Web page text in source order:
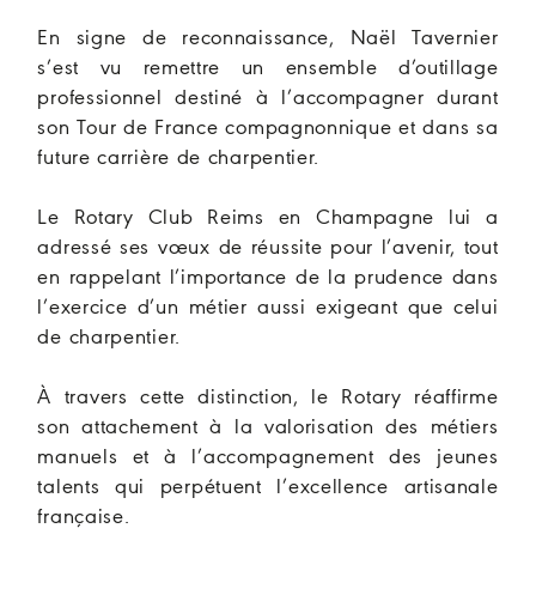
En signe de reconnaissance, Naël Tavernier
s’est vu remettre un ensemble d’outillage
professionnel destiné à l’accompagner durant
son Tour de France compagnonnique et dans sa
future carrière de charpentier.
Le Rotary Club Reims en Champagne lui a
adressé ses vœux de réussite pour l’avenir, tout
en rappelant l’importance de la prudence dans
l’exercice d’un métier aussi exigeant que celui
de charpentier.
À travers cette distinction, le Rotary réaffirme
son attachement à la valorisation des métiers
manuels et à l’accompagnement des jeunes
talents qui perpétuent l’excellence artisanale
française.